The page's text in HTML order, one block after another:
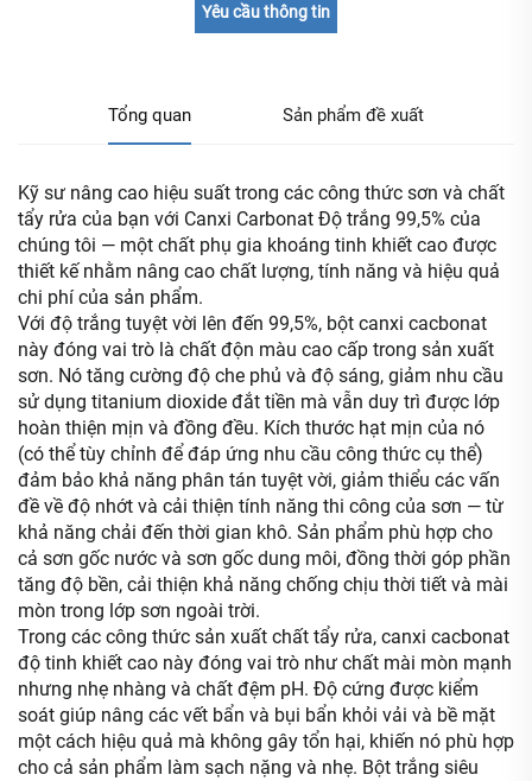
Yêu cầu thông tin
Tổng quan Sản phẩm đề xuất
Kỹ sư nâng cao hiệu suất trong các công thức sơn và chất
tẩy rửa của bạn với Canxi Carbonat Độ trắng 99,5% của
chúng tôi — một chất phụ gia khoáng tinh khiết cao được
thiết kế nhằm nâng cao chất lượng, tính năng và hiệu quả
chi phí của sản phẩm.
Với độ trắng tuyệt vời lên đến 99,5%, bột canxi cacbonat
này đóng vai trò là chất độn màu cao cấp trong sản xuất
sơn. Nó tăng cường độ che phủ và độ sáng, giảm nhu cầu
sử dụng titanium dioxide đắt tiền mà vẫn duy trì được lớp
hoàn thiện mịn và đồng đều. Kích thước hạt mịn của nó
(có thể tùy chỉnh để đáp ứng nhu cầu công thức cụ thể)
đảm bảo khả năng phân tán tuyệt vời, giảm thiểu các vấn
đề về độ nhớt và cải thiện tính năng thi công của sơn — từ
khả năng chải đến thời gian khô. Sản phẩm phù hợp cho
cả sơn gốc nước và sơn gốc dung môi, đồng thời góp phần
tăng độ bền, cải thiện khả năng chống chịu thời tiết và mài
mòn trong lớp sơn ngoài trời.
Trong các công thức sản xuất chất tẩy rửa, canxi cacbonat
độ tinh khiết cao này đóng vai trò như chất mài mòn mạnh
nhưng nhẹ nhàng và chất đệm pH. Độ cứng được kiểm
soát giúp nâng các vết bẩn và bụi bẩn khỏi vải và bề mặt
một cách hiệu quả mà không gây tổn hại, khiến nó phù hợp
cho cả sản phẩm làm sạch nặng và nhẹ. Bột trắng siêu